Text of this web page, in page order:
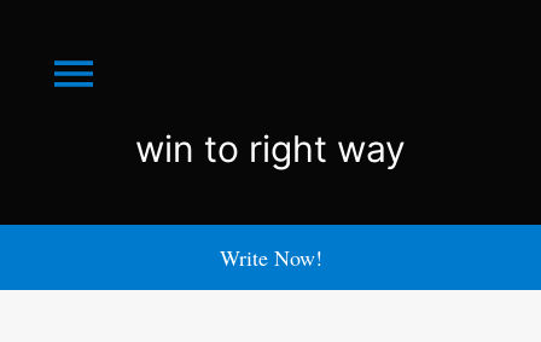
Menu
win
right
win to right way
Write Now!